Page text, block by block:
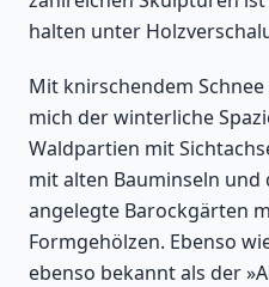
halten unter
Mit knirschendem
mich der winterliche
Waldpartien mit
mit alten Bauminseln
angelegte Barockgärten
Formgehölzen. Ebenso
ebenso bekannt als der